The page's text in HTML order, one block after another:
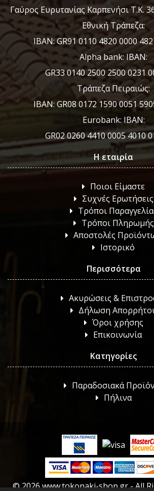
Γαύρος Ευρυτανίας Καρπενήσι Τ.Κ.
Εθνική Τράπεζα:
IBAN: GR91 0110 4820 0000
Alpha bank: IBAN:
GR33 0140 2500 2500 0231
Τράπεζα Πειραιώς:
IBAN: GR08 0172 1590 0051
Eurobank: IBAN:
GR02 0260 4410 0005 4010
Η εταιρία
Ποιοι Είμαστε
Συχνές Ερωτήσεις
Τρόποι
Τρόποι Πληρωμής
Αποστολές
Ιστορικό
Περισσότερα
Ακυρώσεις &
Δήλωση
Όροι χρήσης
Επικοινωνία
Κατηγορίες
Παραδοσιακά
Πήλινα
© 2026 www.tokonaki-shop.gr - All